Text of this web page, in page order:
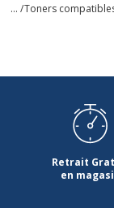
... /Toners
Retrait
en